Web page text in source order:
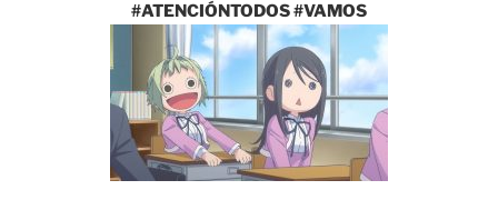
#ATENCIÓNTODOS #VAMOS